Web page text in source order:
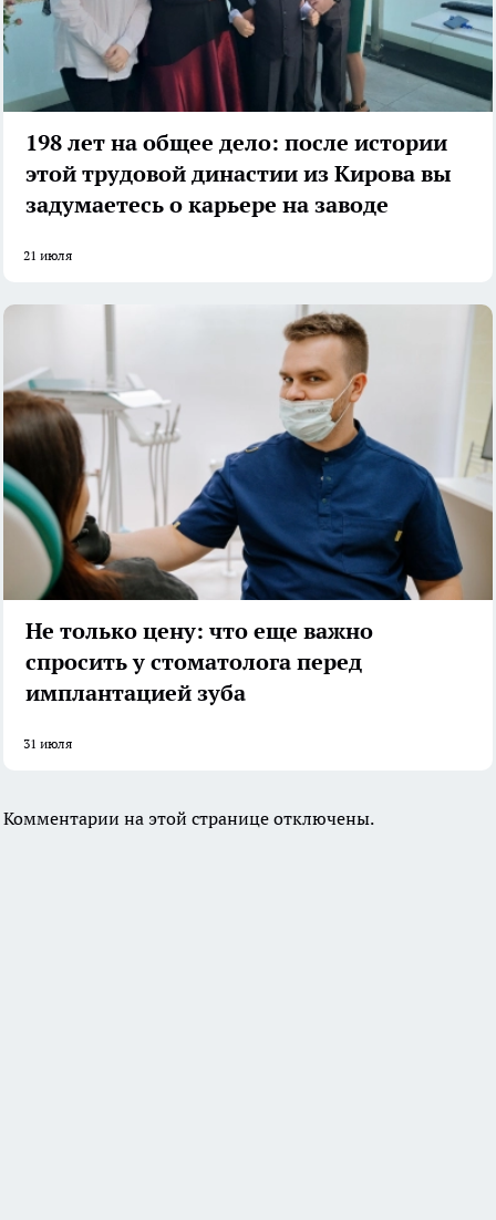
198 лет на общее дело: после истории
этой трудовой династии из Кирова вы
задумаетесь о карьере на заводе
21 июля
Не только цену: что еще важно
спросить у стоматолога перед
имплантацией зуба
31 июля
Комментарии на этой странице отключены.